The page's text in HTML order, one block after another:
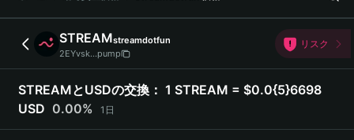
Deutsch
繁體中文
Português (Portugal)
Bahasa Indonesia
ภาษาไทย
हिन्दी
STREAMstreamdotfun
2EYvsk...pump
リスク
STREAMとUSDの交換： 1 STREAM = $0.0{5}6698
USD 0.00% 1日